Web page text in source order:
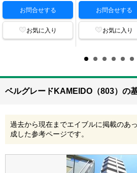
お問合せする
お気に入り
お問合せする
お気に入り
ベルグレードKAMEIDO（803）の
過去から現在までエイブルに掲載のあ
成した参考ページです。